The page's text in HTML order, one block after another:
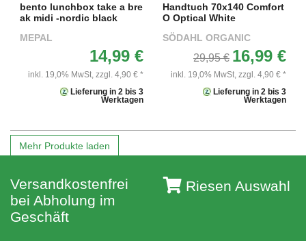
bento lunchbox take a bre
ak midi -nordic black
MEPAL
14,99 €
inkl. 19,0% MwSt, zzgl. 4,90 € *
Lieferung in 2 bis 3
Werktagen
Handtuch 70x140 Comfort
O Optical White
SÖDAHL ORGANIC
29,95 € 16,99 €
inkl. 19,0% MwSt, zzgl. 4,90 € *
Lieferung in 2 bis 3
Werktagen
Mehr Produkte laden
Versandkostenfrei
bei Abholung im
Geschäft
Riesen Auswahl